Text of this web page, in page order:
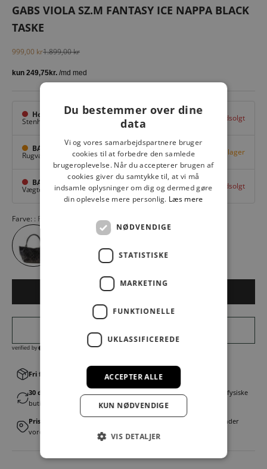
GABS VIOLA SZ.M FANTASY ICE NAPPA BLACK
TASKE
Salgspris
999,00 krNormalpris
1.899,00 kr
Hovedlager
Stenhuggervej 10, Udsolgt
BAGGI Tarup Center
Rugvang 36, Odense NV Få på lager
BAGGI Nyborg
Vægtergade 1, Nyborg Udsolgt
Farve: PYTHON BLK T.+BLK+BL
LÆG I KURV
Fri fragt v. køb over 499,00 kr.│Levering 1-3 hverdage
30 dages fortrydelsesret│Byt eller returner gratis i en af vores fysiske
butikker
Prismatch
│Vi tilbyder landsdækkende prisgaranti. Læs mere under
vores FAQ
Du bestemmer over dine
data
Vi og vores samarbejdspartnere bruger
cookies til at forbedre den samlede
brugeroplevelse. Når du accepterer brugen af
cookies giver du samtykke til, at vi må
indsamle oplysninger om dig og dermed gøre
din oplevelse mere personlig. Læs mere
NØDVENDIGE
STATISTISKE
MARKETING
FUNKTIONELLE
UKLASSIFICEREDE
ACCEPTER ALLE
KUN NØDVENDIGE
VIS DETALJER